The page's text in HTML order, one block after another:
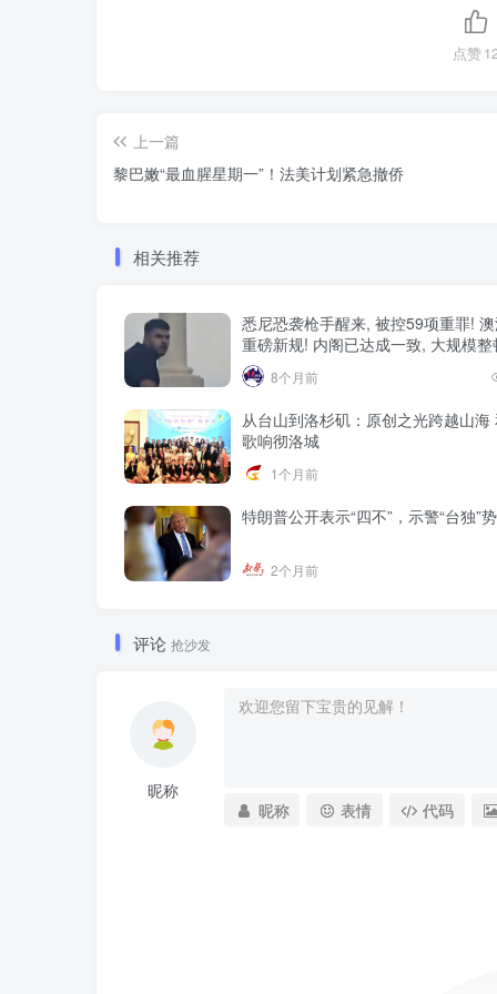
点赞
上一篇
黎巴嫩“最血腥星期一”！法美计划紧急撤侨
相关推荐
悉尼恐袭枪手醒来, 被控59项重罪!
重磅新规! 内阁已达成一致, 大规模整
8个月前
从台山到洛杉矶：原创之光跨越山海
歌响彻洛城
1个月前
特朗普公开表示“四不”，示警“台独”
2个月前
评论 抢沙发
昵称
昵称
表情 代码